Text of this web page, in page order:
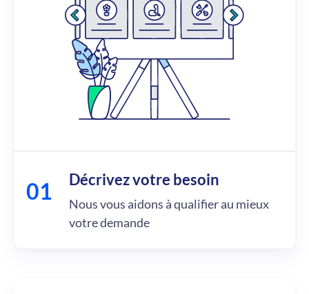
Décrivez votre besoin
Nous vous aidons à qualifier au mieux
votre demande